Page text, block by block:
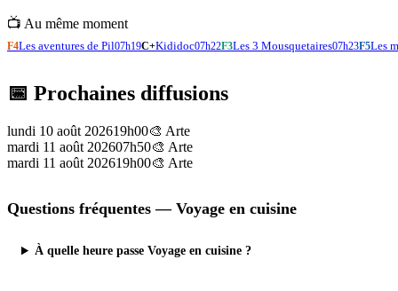
📺 Au même moment
F4Les aventures de Pil07h19C+Kididoc07h22F3Les 3 Mousquetaires07h23F5Les
📅 Prochaines diffusions
lundi 10 août 202619h00🎨 Arte
mardi 11 août 202607h50🎨 Arte
mardi 11 août 202619h00🎨 Arte
Questions fréquentes — Voyage en cuisine
À quelle heure passe Voyage en cuisine ?